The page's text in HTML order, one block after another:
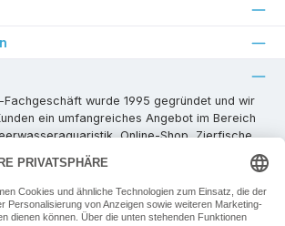
Fachgeschäft wurde 1995 gegründet und wir
ein umfangreiches Angebot im Bereich
Online-Shop, Zierfische,
Technikzubehör usw. ! Als
Fachhandelspartner stehen wir Ihnen für
und Einrichtungs- oder Besatzwünsche zur
Verfügung!